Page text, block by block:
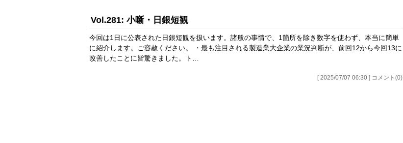
Vol.281: 小噺・日銀短観
今回は1日に公表された日銀短観を扱います。諸般の事情で、1箇所を除き数字を使わず、本当に簡単
に紹介します。ご容赦ください。 ・最も注目される製造業大企業の業況判断が、前回12から今回13に
改善したことに皆驚きました。ト…
[ 2025/07/07 06:30 ] コメント(0)